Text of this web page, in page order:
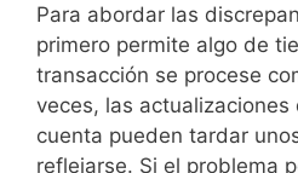
Para abordar las
primero permite algo de
transacción se procese
veces, las
cuenta pueden tardar
reflejarse. Si el problema